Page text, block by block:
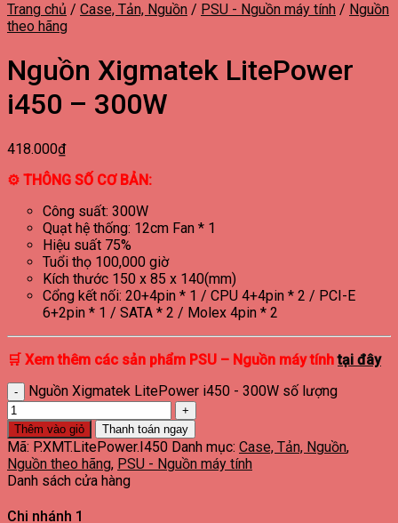
Trang chủ / Case, Tản, Nguồn / PSU - Nguồn máy tính / Nguồn
theo hãng
Nguồn Xigmatek LitePower
i450 – 300W
418.000₫
⚙ THÔNG SỐ CƠ BẢN:
Công suất: 300W
Quạt hệ thống: 12cm Fan * 1
Hiệu suất 75%
Tuổi thọ 100,000 giờ
Kích thước 150 x 85 x 140(mm)
Cổng kết nối: 20+4pin * 1 / CPU 4+4pin * 2 / PCI-E
6+2pin * 1 / SATA * 2 / Molex 4pin * 2
🛒 Xem thêm các sản phẩm PSU – Nguồn máy tính tại đây
Nguồn Xigmatek LitePower i450 - 300W số lượng
Thêm vào giỏ Thanh toán ngay
Mã: P.XMT.LitePower.I450 Danh mục: Case, Tản, Nguồn,
Nguồn theo hãng, PSU - Nguồn máy tính
Danh sách cửa hàng
Chi nhánh 1